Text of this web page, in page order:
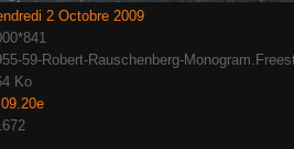
2 Octobre 2009
59-Robert-Rauschenberg-
Ko
09.20e